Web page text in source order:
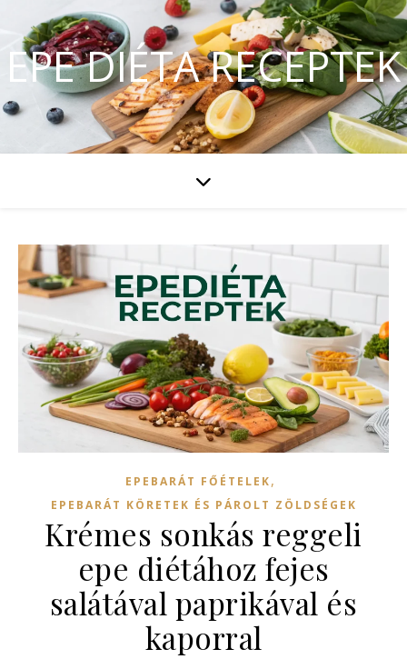
EPE DIÉTA RECEPTEK
EPEBARÁT FŐÉTELEK,
EPEBARÁT KÖRETEK ÉS PÁROLT ZÖLDSÉGEK
Krémes sonkás reggeli
epe diétához fejes
salátával paprikával és
kaporral